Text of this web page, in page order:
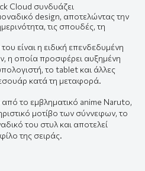
Cloud συνδυάζει
design, αποτελώντας την
τις σπουδές, τη
είναι η ειδική επενδεδυμένη
η οποία προσφέρει αυξημένη
το tablet και άλλες
κατά τη μεταφορά.
το εμβληματικό anime Naruto,
μοτίβο των σύννεφων, το
του στυλ και αποτελεί
της σειράς.